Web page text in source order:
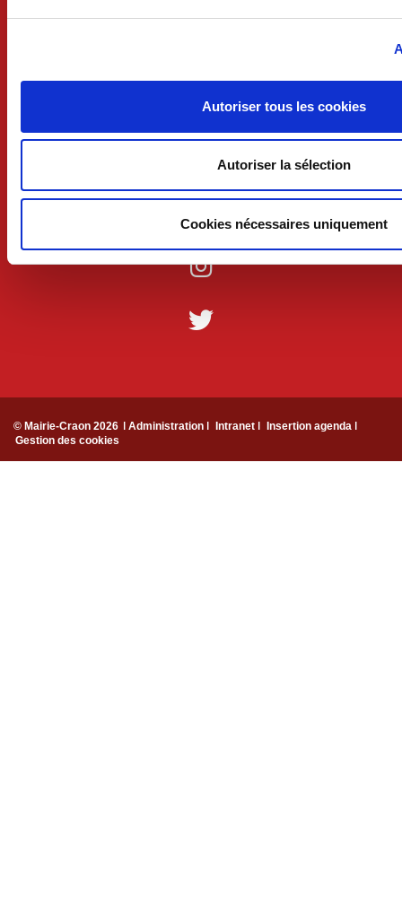
Autoriser tous les cookies
Autoriser la sélection
Cookies nécessaires uniquement
Suivez-nous !
© Mairie-Craon 2026 ǀ Administration ǀ Intranet ǀ
Insertion agenda ǀ
Gestion des cookies